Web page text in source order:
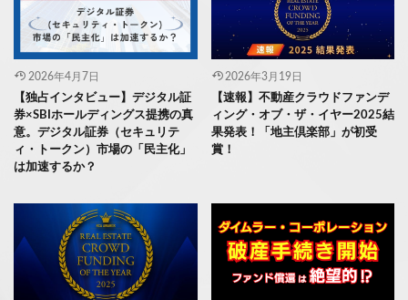
2026年4月7日
【独占インタビュー】デジタル証
券×SBIホールディングス提携の真
意。デジタル証券（セキュリテ
ィ・トークン）市場の「民主化」
は加速するか？
2026年3月19日
【速報】不動産クラウドファンデ
ィング・オブ・ザ・イヤー2025結
果発表！「地主倶楽部」が初受
賞！